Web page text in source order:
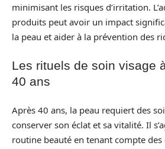
minimisant les risques d’irritation.
produits peut avoir un impact
la peau et aider à la prévention des
Les rituels de soin visage
40 ans
Après 40 ans, la peau requiert des
conserver son éclat et sa vitalité. Il
routine beauté en tenant compte